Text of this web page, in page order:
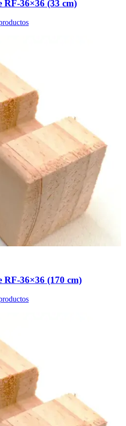
RF-36×36 (33 cm)
RF-36×36 (170 cm)